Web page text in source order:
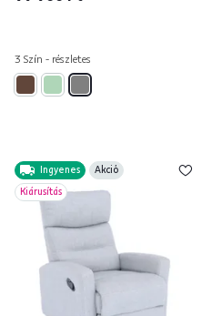
3 Szín - részletes
Ingyenes
Akció
Kiárusítás